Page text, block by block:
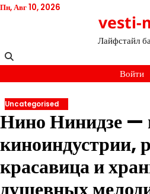
Перейти
Пн, Авг 10, 2026
vesti-
Лайфстайл
Войти
Uncategorised
Нино Нинидзе —
киноиндустрии,
красавица и